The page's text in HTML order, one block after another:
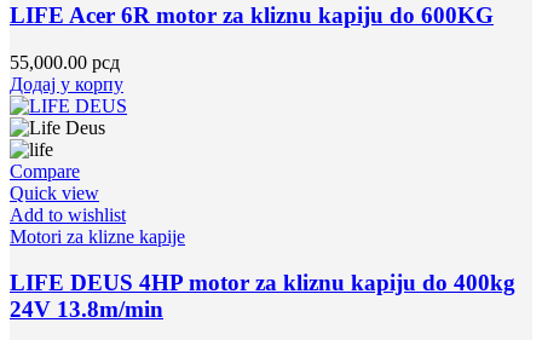
LIFE Acer 6R motor za kliznu kapiju do 600KG
55,000.00 рсд
Додај у корпу
Compare
Quick view
Add to wishlist
Motori za klizne kapije
LIFE DEUS 4HP motor za kliznu kapiju do 400kg
24V 13.8m/min